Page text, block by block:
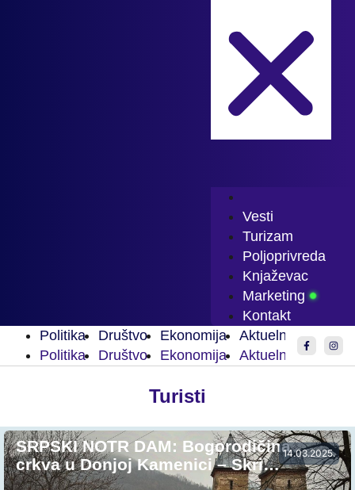
Vesti
Turizam
Poljoprivreda
Knjaževac
Marketing
Kontakt
Politika
Društvo Ekonomija Aktuelnosti
Politika
Društvo Ekonomija Aktuelnosti Sport
Turisti
14.03.2025.
SRPSKI NOTR DAM: Bogorodičina
crkva u Donjoj Kamenici – Skri…